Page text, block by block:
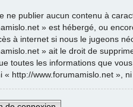
ne publier aucun contenu à
» est hébergé, ou
à internet si nous le jugeons
» ait le droit de
toutes les informations que
« http://www.forumamislo.net »,